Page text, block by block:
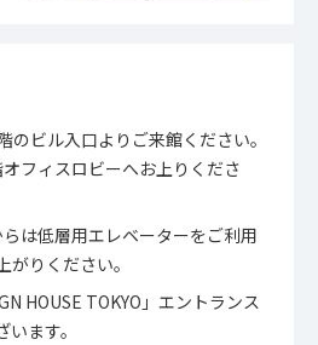
のビル入口よりご来館ください。
フィスロビーへお上りくださ
は低層用エレベーターをご利用
がりください。
HOUSE TOKYO」エントランス
ます。